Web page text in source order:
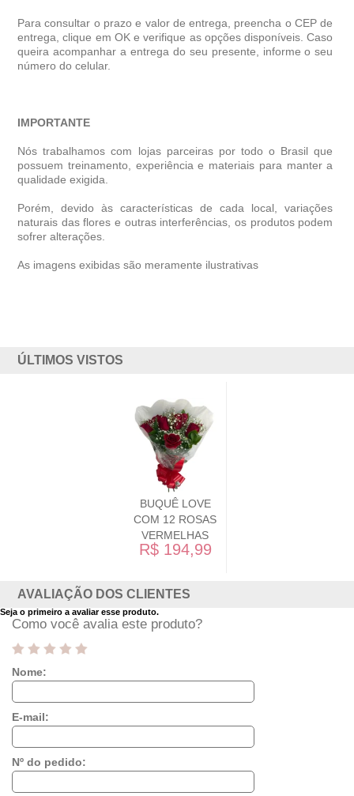
Para consultar o prazo e valor de entrega, preencha o CEP de
entrega, clique em OK e verifique as opções disponíveis. Caso
queira acompanhar a entrega do seu presente, informe o seu
número do celular.
IMPORTANTE
Nós trabalhamos com lojas parceiras por todo o Brasil que
possuem treinamento, experiência e materiais para manter a
qualidade exigida.
Porém, devido às características de cada local, variações
naturais das flores e outras interferências, os produtos podem
sofrer alterações.
As imagens exibidas são meramente ilustrativas
ÚLTIMOS VISTOS
BUQUÊ LOVE
COM 12 ROSAS
VERMELHAS
R$ 194,99
AVALIAÇÃO DOS CLIENTES
Seja o primeiro a avaliar esse produto.
Como você avalia este produto?
Nome:
E-mail:
Nº do pedido: